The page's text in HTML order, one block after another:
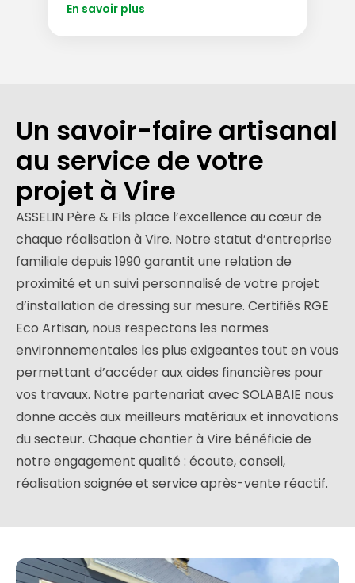
En savoir plus
Un savoir-faire artisanal
au service de votre
projet à Vire
ASSELIN Père & Fils place l’excellence au cœur de
chaque réalisation à Vire. Notre statut d’entreprise
familiale depuis 1990 garantit une relation de
proximité et un suivi personnalisé de votre projet
d’installation de dressing sur mesure. Certifiés RGE
Eco Artisan, nous respectons les normes
environnementales les plus exigeantes tout en vous
permettant d’accéder aux aides financières pour
vos travaux. Notre partenariat avec SOLABAIE nous
donne accès aux meilleurs matériaux et innovations
du secteur. Chaque chantier à Vire bénéficie de
notre engagement qualité : écoute, conseil,
réalisation soignée et service après-vente réactif.